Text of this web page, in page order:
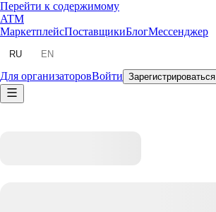
Перейти к содержимому
ATM
МаркетплейсПоставщикиБлогМессенджер
RU EN
Для организаторовВойти Зарегистрироваться